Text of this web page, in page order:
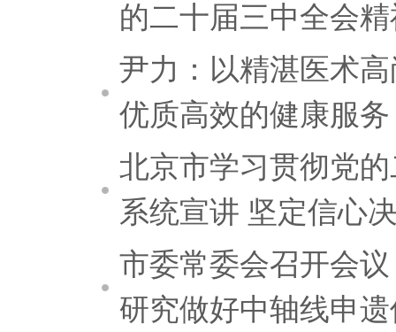
的二十届三中全会
尹力：以精湛医术
优质高效的健康服务
北京市学习贯彻党
系统宣讲 坚定信心
市委常委会召开会
研究做好中轴线申